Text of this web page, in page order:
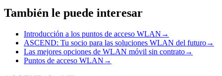
También le puede interesar
Introducción a los puntos de acceso WLAN →
ASCEND: Tu socio para las soluciones WLAN del futuro→
Las mejores opciones de WLAN móvil sin contrato→
Puntos de acceso WLAN →